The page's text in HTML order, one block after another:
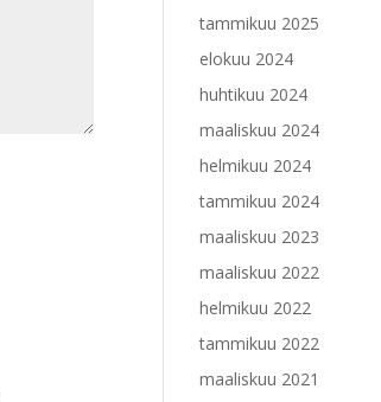
tammikuu 2025
elokuu 2024
huhtikuu 2024
maaliskuu 2024
helmikuu 2024
tammikuu 2024
maaliskuu 2023
maaliskuu 2022
helmikuu 2022
tammikuu 2022
maaliskuu 2021